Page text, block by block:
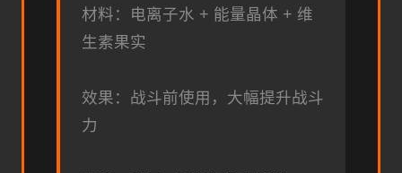
材料：电离子水 + 能量晶体 + 维
生素果实
效果：战斗前使用，大幅提升战斗
力